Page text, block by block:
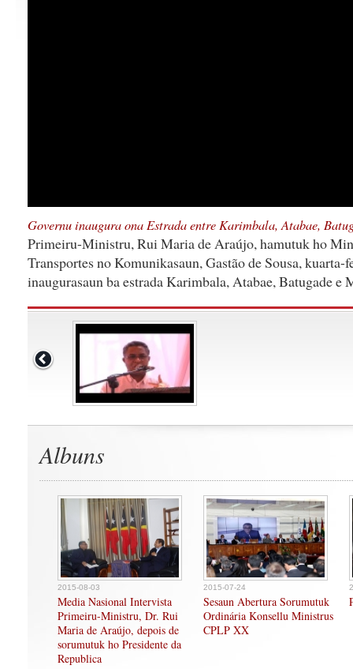
Governu inaugura ona Estrada entre Karimbala, Atabae,
Primeiru-Ministru, Rui Maria de Araújo, hamutuk ho
Transportes no Komunikasaun, Gastão de Sousa, kuarta-
inaugurasaun ba estrada Karimbala, Atabae, Batugade e
Albuns
2015-08-03
Media Nasional Intervista
Primeiru-Ministru, Dr. Rui
Maria de Araújo, depois de
sorumutuk ho Presidente da
Republica
2015-07-24
Sesaun Abertura Sorumutuk
Ordinária Konsellu Ministrus
CPLP XX